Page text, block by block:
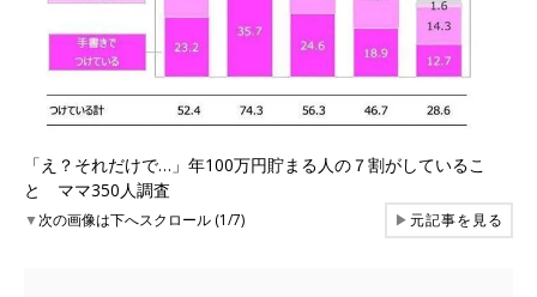
「え？それだけで…」年100万円貯まる人の７割がしているこ
と ママ350人調査
▼次の画像は下へスクロール (1/7) ▶元記事を見る